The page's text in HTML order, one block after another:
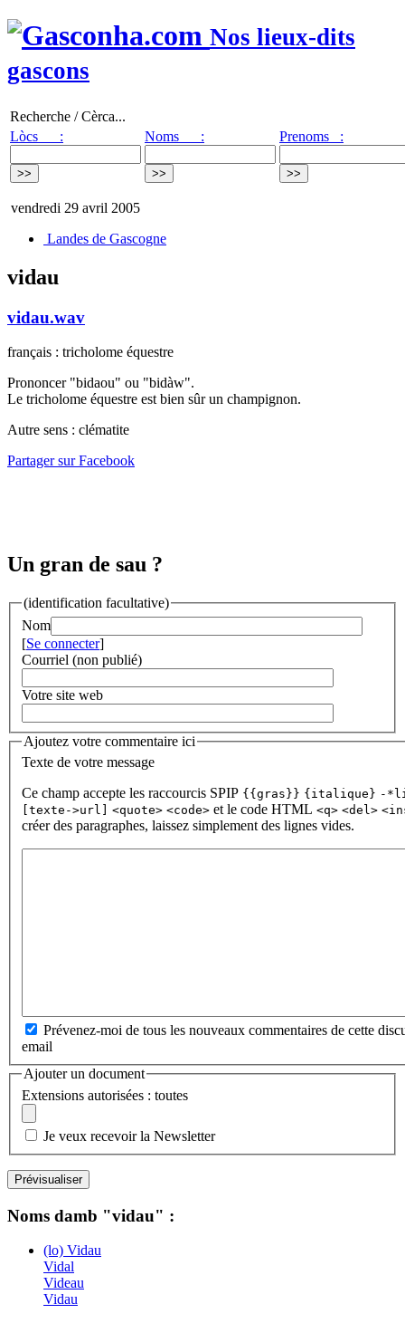
Nos lieux-dits
gascons
Recherche / Cèrca...
Lòcs :
Noms : Prenoms :
vendredi 29 avril 2005
Landes de Gascogne
vidau
vidau.wav
français : tricholome équestre
Prononcer "bidaou" ou "bidàw".
Le tricholome équestre est bien sûr un champignon.
Autre sens : clématite
Partager sur Facebook
Un gran de sau ?
(identification facultative)
Nom
[Se connecter]
Courriel (non publié)
Votre site web
Ajoutez votre commentaire ici
Texte de votre message
Ce champ accepte les raccourcis SPIP {{gras}} {italique} -
[texte->url]
<quote> <code> et le code HTML <q> <del>
créer des paragraphes, laissez simplement des lignes vides.
Prévenez-moi de tous les nouveaux commentaires de cette
email
Ajouter un document
Extensions autorisées : toutes
Je veux recevoir la Newsletter
Noms damb "vidau" :
(lo) Vidau
Vidal
Videau
Vidau